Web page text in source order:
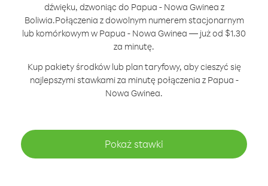
dźwięku, dzwoniąc do Papua - Nowa Gwinea z
Boliwia.Połączenia z dowolnym numerem stacjonarnym
lub komórkowym w Papua - Nowa Gwinea — już od $1.30
za minutę.
Kup pakiety środków lub plan taryfowy, aby cieszyć się
najlepszymi stawkami za minutę połączenia z Papua -
Nowa Gwinea.
Pokaż stawki